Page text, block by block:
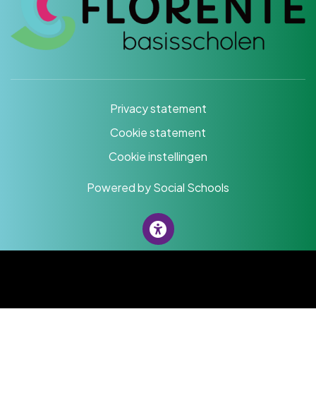
Privacy statement
Cookie statement
Cookie instellingen
Powered bySocial Schools